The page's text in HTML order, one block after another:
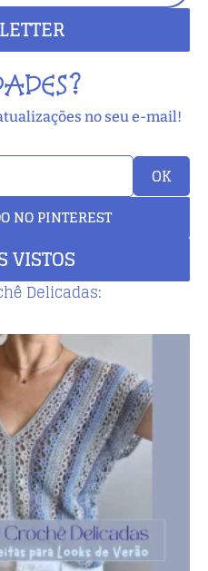
no seu e-mail!
OK
NO PINTEREST
VISTOS
Delicadas: